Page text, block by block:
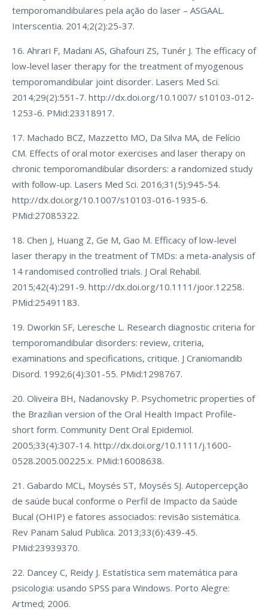
temporomandibulares pela ação do laser – ASGAAL.
Interscentia. 2014;2(2):25-37.
16. Ahrari F, Madani AS, Ghafouri ZS, Tunér J. The efficacy of
low-level laser therapy for the treatment of myogenous
temporomandibular joint disorder. Lasers Med Sci.
2014;29(2):551-7. http://dx.doi.org/10.1007/ s10103-012-
1253-6. PMid:23318917.
17. Machado BCZ, Mazzetto MO, Da Silva MA, de Felício
CM. Effects of oral motor exercises and laser therapy on
chronic temporomandibular disorders: a randomized study
with follow-up. Lasers Med Sci. 2016;31(5):945-54.
http://dx.doi.org/10.1007/s10103-016-1935-6.
PMid:27085322.
18. Chen J, Huang Z, Ge M, Gao M. Efficacy of low-level
laser therapy in the treatment of TMDs: a meta-analysis of
14 randomised controlled trials. J Oral Rehabil.
2015;42(4):291-9. http://dx.doi.org/10.1111/joor.12258.
PMid:25491183.
19. Dworkin SF, Leresche L. Research diagnostic criteria for
temporomandibular disorders: review, criteria,
examinations and specifications, critique. J Craniomandib
Disord. 1992;6(4):301-55. PMid:1298767.
20. Oliveira BH, Nadanovsky P. Psychometric properties of
the Brazilian version of the Oral Health Impact Profile-
short form. Community Dent Oral Epidemiol.
2005;33(4):307-14. http://dx.doi.org/10.1111/j.1600-
0528.2005.00225.x. PMid:16008638.
21. Gabardo MCL, Moysés ST, Moysés SJ. Autopercepção
de saúde bucal conforme o Perfil de Impacto da Saúde
Bucal (OHIP) e fatores associados: revisão sistemática.
Rev Panam Salud Publica. 2013;33(6):439-45.
PMid:23939370.
22. Dancey C, Reidy J. Estatística sem matemática para
psicologia: usando SPSS para Windows. Porto Alegre:
Artmed; 2006.